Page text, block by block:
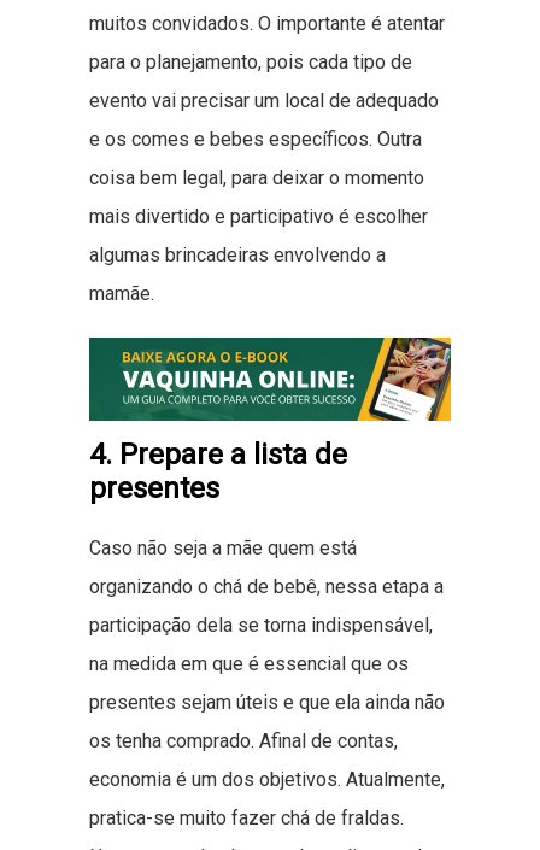
muitos convidados. O importante é atentar
para o planejamento, pois cada tipo de
evento vai precisar um local de adequado
e os comes e bebes específicos. Outra
coisa bem legal, para deixar o momento
mais divertido e participativo é escolher
algumas brincadeiras envolvendo a
mamãe.
4. Prepare a lista de
presentes
Caso não seja a mãe quem está
organizando o chá de bebê, nessa etapa a
participação dela se torna indispensável,
na medida em que é essencial que os
presentes sejam úteis e que ela ainda não
os tenha comprado. Afinal de contas,
economia é um dos objetivos. Atualmente,
pratica-se muito fazer chá de fraldas.